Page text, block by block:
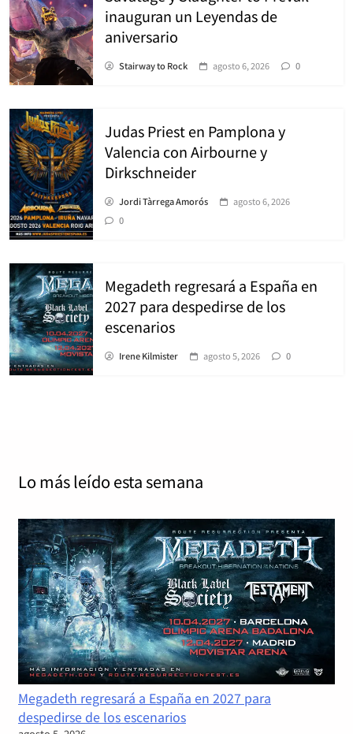
inauguran un Leyendas de
aniversario
Stairway to Rock agosto 6, 2026 0
Judas Priest en Pamplona y
Valencia con Airbourne y
Dirkschneider
Jordi Tàrrega Amorós
agosto 6, 2026
0
Megadeth regresará a España en
2027 para despedirse de los
escenarios
Irene Kilmister agosto 5, 2026 0
Lo más leído esta semana
Megadeth regresará a España en 2027 para
despedirse de los escenarios